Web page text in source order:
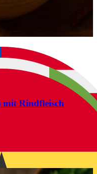
mit Rindfleisch